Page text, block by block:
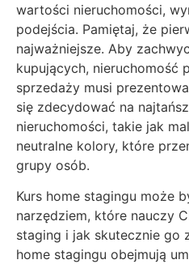
wartości nieruchomości,
podejścia. Pamiętaj, że
najważniejsze. Aby
kupujących, nieruchomość
sprzedaży musi
się zdecydować na
nieruchomości, takie jak
neutralne kolory, które
grupy osób.
Kurs home stagingu może
narzędziem, które nauczy
staging i jak skutecznie go
home stagingu obejmują